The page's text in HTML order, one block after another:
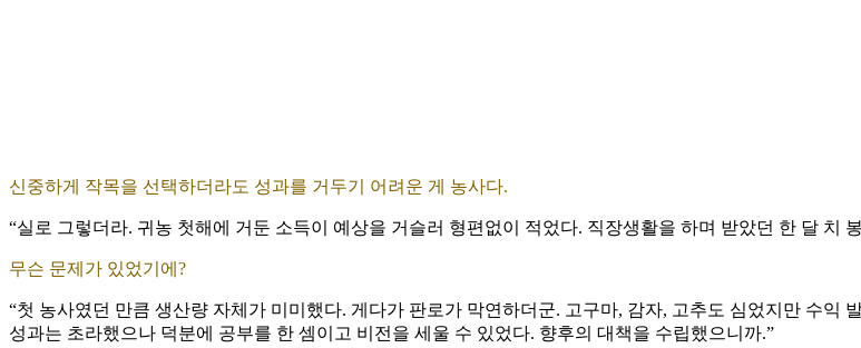
신중하게 작목을 선택하더라도 성과를 거두기 어려운 게 농사다.
“실로 그렇더라. 귀농 첫해에 거둔 소득이 예상을 거슬러 형편없이 적었다. 직장생활을 하며 받았던 한 달 치
무슨 문제가 있었기에?
“첫 농사였던 만큼 생산량 자체가 미미했다. 게다가 판로가 막연하더군. 고구마, 감자, 고추도 심었지만 수익
성과는 초라했으나 덕분에 공부를 한 셈이고 비전을 세울 수 있었다. 향후의 대책을 수립했으니까.”